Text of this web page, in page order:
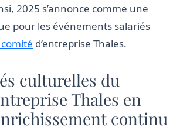
2025 s’annonce comme une
pour les événements salariés
d’entreprise Thales.
culturelles du
Thales en
continu